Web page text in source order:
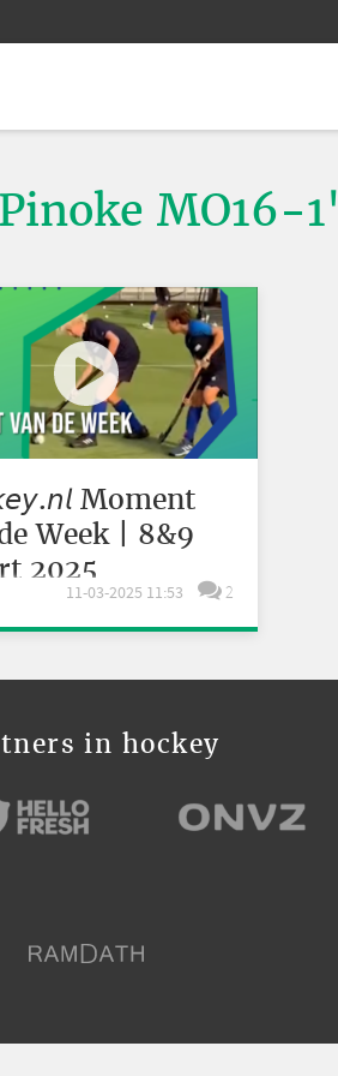
MO16-1'
Moment
Week | 8&9
2025
11-03-2025 11:53 2
in hockey